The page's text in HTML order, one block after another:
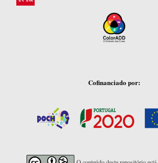
Cofinanciado por: